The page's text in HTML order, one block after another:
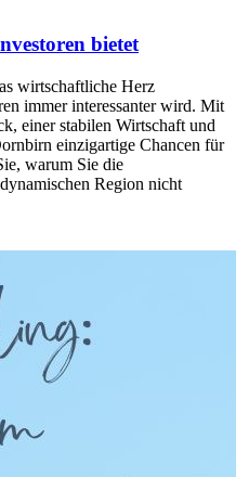
bietet
wirtschaftliche Herz
immer interessanter wird. Mit
einer stabilen Wirtschaft und
einzigartige Chancen für
warum Sie die
Region nicht